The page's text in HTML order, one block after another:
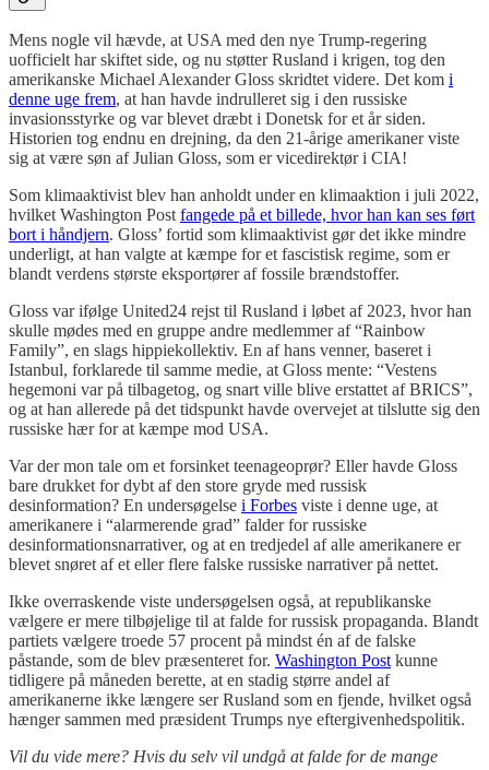
Mens nogle vil hævde, at USA med den nye Trump-regering
uofficielt har skiftet side, og nu støtter Rusland i krigen, tog den
amerikanske Michael Alexander Gloss skridtet videre. Det kom i
denne uge frem, at han havde indrulleret sig i den russiske
invasionsstyrke og var blevet dræbt i Donetsk for et år siden.
Historien tog endnu en drejning, da den 21-årige amerikaner viste
sig at være søn af Julian Gloss, som er vicedirektør i CIA!
Som klimaaktivist blev han anholdt under en klimaaktion i juli 2022,
hvilket Washington Post fangede på et billede, hvor han kan ses ført
bort i håndjern. Gloss’ fortid som klimaaktivist gør det ikke mindre
underligt, at han valgte at kæmpe for et fascistisk regime, som er
blandt verdens største eksportører af fossile brændstoffer.
Gloss var ifølge United24 rejst til Rusland i løbet af 2023, hvor han
skulle mødes med en gruppe andre medlemmer af “Rainbow
Family”, en slags hippiekollektiv. En af hans venner, baseret i
Istanbul, forklarede til samme medie, at Gloss mente: “Vestens
hegemoni var på tilbagetog, og snart ville blive erstattet af BRICS”,
og at han allerede på det tidspunkt havde overvejet at tilslutte sig den
russiske hær for at kæmpe mod USA.
Var der mon tale om et forsinket teenageoprør? Eller havde Gloss
bare drukket for dybt af den store gryde med russisk
desinformation? En undersøgelse i Forbes viste i denne uge, at
amerikanere i “alarmerende grad” falder for russiske
desinformationsnarrativer, og at en tredjedel af alle amerikanere er
blevet snøret af et eller flere falske russiske narrativer på nettet.
Ikke overraskende viste undersøgelsen også, at republikanske
vælgere er mere tilbøjelige til at falde for russisk propaganda. Blandt
partiets vælgere troede 57 procent på mindst én af de falske
påstande, som de blev præsenteret for. Washington Post kunne
tidligere på måneden berette, at en stadig større andel af
amerikanerne ikke længere ser Rusland som en fjende, hvilket også
hænger sammen med præsident Trumps nye eftergivenhedspolitik.
Vil du vide mere? Hvis du selv vil undgå at falde for de mange